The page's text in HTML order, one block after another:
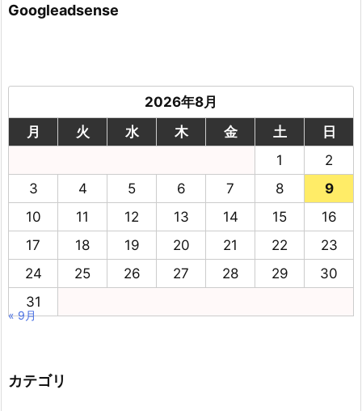
Googleadsense
2026年8月
月
火 水 木 金 土
日
1
2
3
4 5 6 7 8
9
10
11 12 13 14 15
16
17
18 19 20 21 22
23
24
25 26 27 28 29
30
31
« 9月
カテゴリ